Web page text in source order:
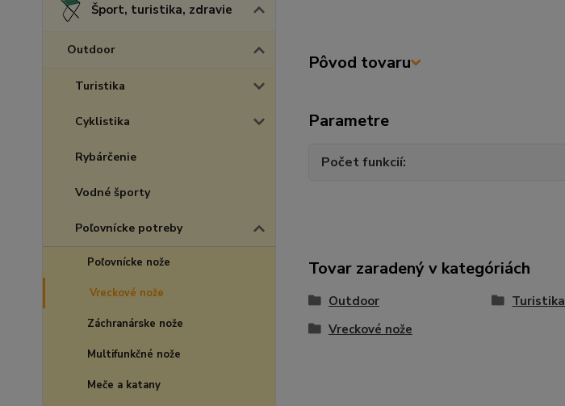
Šport, turistika, zdravie
Outdoor
Turistika
Cyklistika
Rybárčenie
Vodné športy
Poľovnícke potreby
Poľovnícke nože
Vreckové nože
Záchranárske nože
Multifunkčné nože
Meče a katany
Pôvod tovaru
Parametre
Počet funkcií
Tovar zaradený v kategóriách
Outdoor Turistika
Vreckové nože